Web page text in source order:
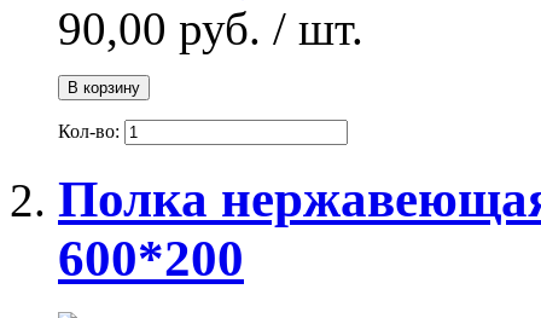
90,00 руб. / шт.
В корзину
Кол-во:
Полка
600*200